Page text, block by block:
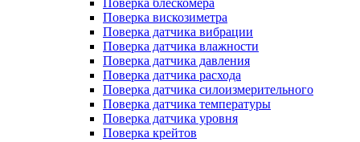
Поверка блескомера
Поверка вискозиметра
Поверка датчика вибрации
Поверка датчика влажности
Поверка датчика давления
Поверка датчика расхода
Поверка датчика силоизмерительного
Поверка датчика температуры
Поверка датчика уровня
Поверка крейтов